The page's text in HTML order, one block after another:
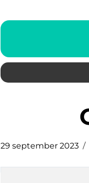
29 september 2023